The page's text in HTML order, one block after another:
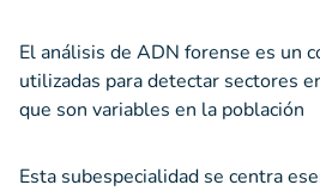
El análisis de ADN forense es un
utilizadas para detectar sectores
que son variables en la población
Esta subespecialidad se centra